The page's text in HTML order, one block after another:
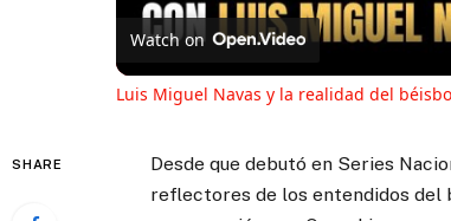
Watch on
Luis Miguel Navas y la realidad del
SHARE
Desde que debutó en Series
reflectores de los entendidos del